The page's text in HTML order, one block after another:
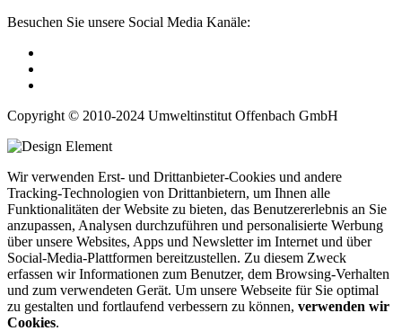
Besuchen Sie unsere Social Media Kanäle:
Copyright © 2010-2024 Umweltinstitut Offenbach GmbH
Wir verwenden Erst- und Drittanbieter-Cookies und andere
Tracking-Technologien von Drittanbietern, um Ihnen alle
Funktionalitäten der Website zu bieten, das Benutzererlebnis an Sie
anzupassen, Analysen durchzuführen und personalisierte Werbung
über unsere Websites, Apps und Newsletter im Internet und über
Social-Media-Plattformen bereitzustellen. Zu diesem Zweck
erfassen wir Informationen zum Benutzer, dem Browsing-Verhalten
und zum verwendeten Gerät. Um unsere Webseite für Sie optimal
zu gestalten und fortlaufend verbessern zu können, verwenden wir
Cookies.